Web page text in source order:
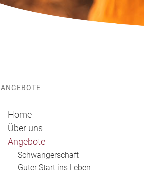
ANGEBOTE
Home
Über uns
Angebote
Schwangerschaft
Guter Start ins Leben